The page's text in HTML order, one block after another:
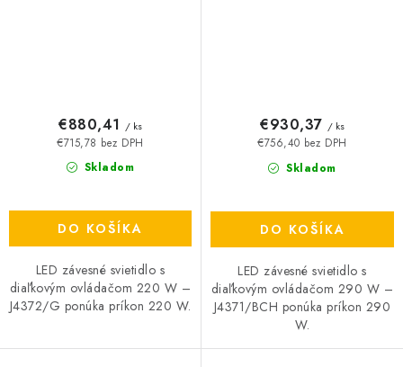
Skladom
€715,78 bez DPH
€880,41 / ks
DO KOŠÍKA
LED závesné svietidlo s
diaľkovým ovládačom 220 W –
J4372/G ponúka príkon 220 W.
Skladom
€756,40 bez DPH
€930,37 / ks
DO KOŠÍKA
LED závesné svietidlo s
diaľkovým ovládačom 290 W –
J4371/BCH ponúka príkon 290
W.